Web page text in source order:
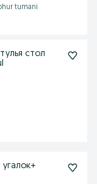
tumani
стол